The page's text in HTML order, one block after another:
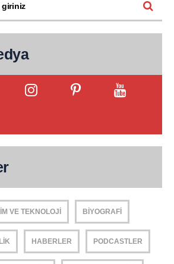
VE TEKNOLOJI BIYOGRAFI
HABERLER PODCASTLER